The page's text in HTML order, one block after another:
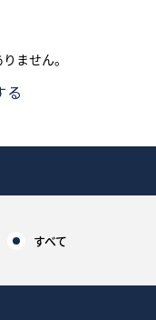
覧
ません。
る
すべて